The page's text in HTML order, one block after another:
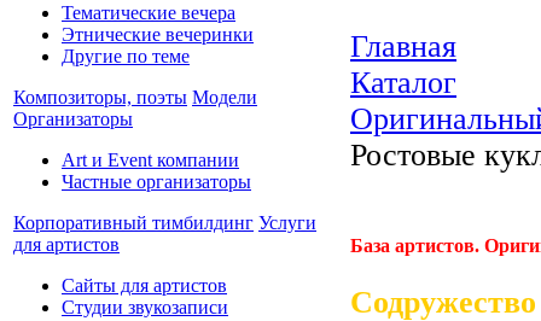
Тематические вечера
Этнические вечеринки
Другие по теме
Композиторы, поэты Модели
Организаторы
Art и Event компании
Частные организаторы
Корпоративный тимбилдинг Услуги
для артистов
Сайты для артистов
Студии звукозаписи
Главная
Каталог
Ростовые
База артистов.